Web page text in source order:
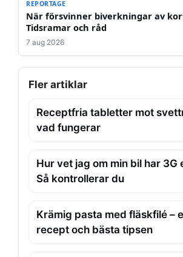
REPORTAGE
När försvinner biverkningar av
Tidsramar och råd
7 aug 2026
Fler artiklar
Receptfria tabletter mot
vad fungerar
Hur vet jag om min bil har 3G
Så kontrollerar du
Krämig pasta med fläskfilé –
recept och bästa tipsen